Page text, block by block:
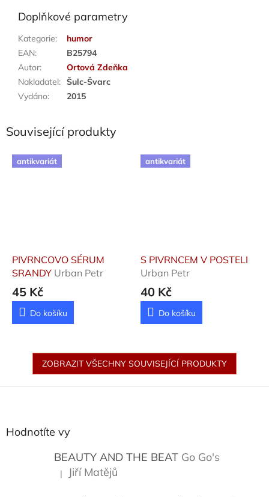
Doplňkové parametry
Kategorie:
humor
EAN:
B25794
Autor:
Ortová Zdeňka
Nakladatel: Šulc-Švarc
Vydáno: 2015
Související produkty
antikvariát
PIVRNCOVO SÉRUM
SRANDY Urban Petr
45 Kč
Do košíku
antikvariát
S PIVRNCEM V POSTELI
Urban Petr
40 Kč
Do košíku
ZOBRAZIT VŠECHNY SOUVISEJÍCÍ PRODUKTY
Hodnotíte vy
BEAUTY AND THE BEAT Go Go's
Hodnocení produktu je 5 z 5 hvězdiček.
| Jiří Matějů